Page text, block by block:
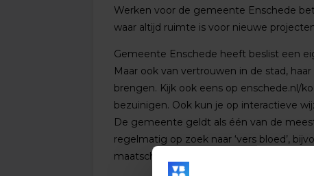
Werken voor de gemeente Enschede
waar altijd ruimte is voor nieuwe
Gemeente Enschede heeft beslist een
Maar ook van vertrouwen in de stad,
brengen. Kijk ook eens op enschede.nl/
bezuinigen. Ook kun je op interactieve
De gemeente geldt als één van de
regelmatig op zoek naar ‘vers bloed’,
maatschappelijke achtergrond. Mensen